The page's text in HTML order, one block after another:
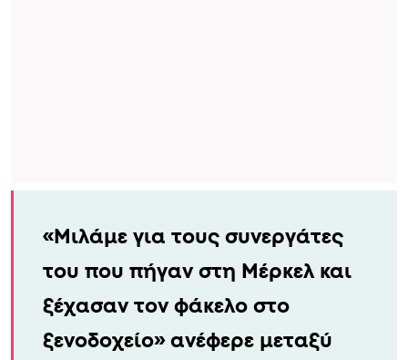
«Μιλάμε για τους συνεργάτες
του που πήγαν στη Μέρκελ και
ξέχασαν τον φάκελο στο
ξενοδοχείο» ανέφερε μεταξύ